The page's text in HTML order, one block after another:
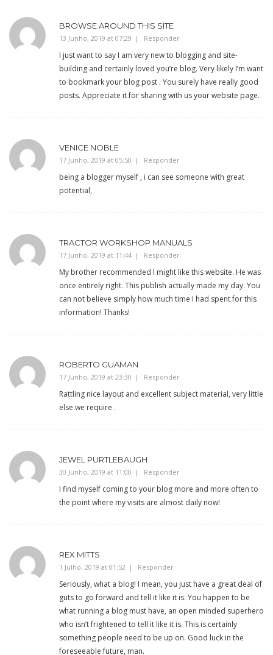
BROWSE AROUND THIS SITE
13 Junho, 2019 at 07:29 Responder
I just want to say I am very new to blogging and site-
building and certainly loved you’re blog. Very likely I’m want
to bookmark your blog post . You surely have really good
posts. Appreciate it for sharing with us your website page.
VENICE NOBLE
17 Junho, 2019 at 05:50 Responder
being a blogger myself , i can see someone with great
potential,
TRACTOR WORKSHOP MANUALS
17 Junho, 2019 at 11:44 Responder
My brother recommended I might like this website. He was
once entirely right. This publish actually made my day. You
can not believe simply how much time I had spent for this
information! Thanks!
ROBERTO GUAMAN
17 Junho, 2019 at 23:30 Responder
Rattling nice layout and excellent subject material, very little
else we require .
JEWEL PURTLEBAUGH
30 Junho, 2019 at 11:00 Responder
I find myself coming to your blog more and more often to
the point where my visits are almost daily now!
REX MITTS
1 Julho, 2019 at 01:52 Responder
Seriously, what a blog! I mean, you just have a great deal of
guts to go forward and tell it like it is. You happen to be
what running a blog must have, an open minded superhero
who isn’t frightened to tell it like it is. This is certainly
something people need to be up on. Good luck in the
foreseeable future, man.